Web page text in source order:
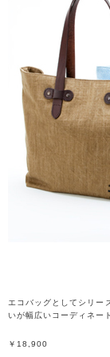
エコバッグとしてシリー
いが幅広いコーディネー
￥18,900